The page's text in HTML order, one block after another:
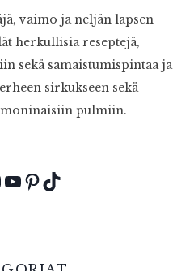
vaimo ja neljän lapsen
herkullisia reseptejä,
sekä samaistumispintaa ja
sirkukseen sekä
pulmiin.
YouTube
Pinterest
TikTok